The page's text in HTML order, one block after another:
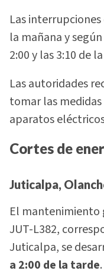
Las
la mañana y
2:00 y las 3:10 de
Las autoridades
tomar las
aparatos
Cortes de
Juticalpa,
El mantenimiento
JUT-L382,
Juticalpa, se
a 2:00 de la tarde.